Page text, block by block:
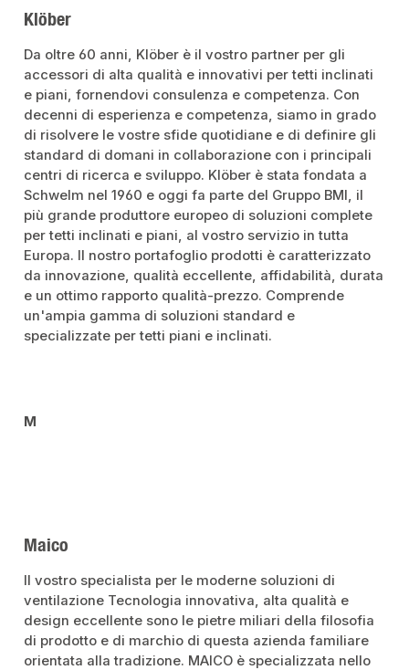
Klöber
Da oltre 60 anni, Klöber è il vostro partner per gli
accessori di alta qualità e innovativi per tetti inclinati
e piani, fornendovi consulenza e competenza. Con
decenni di esperienza e competenza, siamo in grado
di risolvere le vostre sfide quotidiane e di definire gli
standard di domani in collaborazione con i principali
centri di ricerca e sviluppo. Klöber è stata fondata a
Schwelm nel 1960 e oggi fa parte del Gruppo BMI, il
più grande produttore europeo di soluzioni complete
per tetti inclinati e piani, al vostro servizio in tutta
Europa. Il nostro portafoglio prodotti è caratterizzato
da innovazione, qualità eccellente, affidabilità, durata
e un ottimo rapporto qualità-prezzo. Comprende
un'ampia gamma di soluzioni standard e
specializzate per tetti piani e inclinati.
M
Maico
Il vostro specialista per le moderne soluzioni di
ventilazione Tecnologia innovativa, alta qualità e
design eccellente sono le pietre miliari della filosofia
di prodotto e di marchio di questa azienda familiare
orientata alla tradizione. MAICO è specializzata nello